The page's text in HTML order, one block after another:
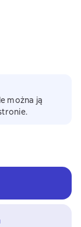
można ją